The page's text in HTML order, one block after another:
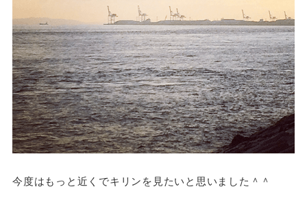
今度はもっと近くでキリンを見たいと思いました＾＾